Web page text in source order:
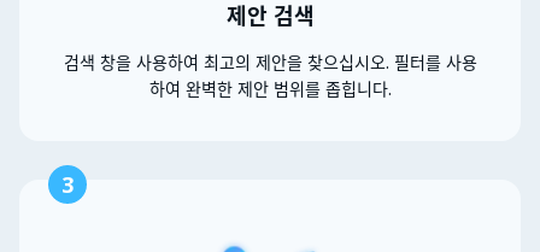
제안 검색
검색 창을 사용하여 최고의 제안을 찾으십시오. 필터를 사용
하여 완벽한 제안 범위를 좁힙니다.
3